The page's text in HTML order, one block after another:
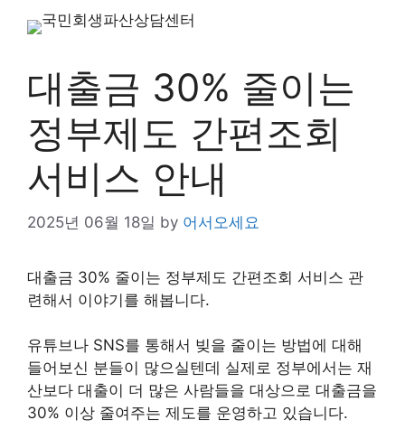
대출금 30% 줄이는
정부제도 간편조회
서비스 안내
2025년 06월 18일 by 어서오세요
대출금 30% 줄이는 정부제도 간편조회 서비스 관
련해서 이야기를 해봅니다.
유튜브나 SNS를 통해서 빚을 줄이는 방법에 대해
들어보신 분들이 많으실텐데 실제로 정부에서는 재
산보다 대출이 더 많은 사람들을 대상으로 대출금을
30% 이상 줄여주는 제도를 운영하고 있습니다.